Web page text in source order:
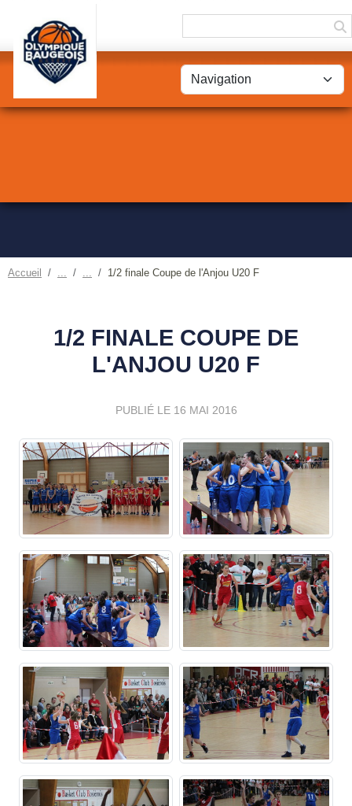
Accueil 1/2 finale Coupe de l'Anjou U20 F
1/2 FINALE COUPE DE
L'ANJOU U20 F
PUBLIÉ LE 16 MAI 2016